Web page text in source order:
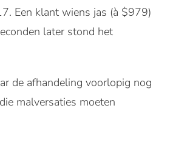
Een klant wiens jas (à $979)
later stond het
de afhandeling voorlopig nog
malversaties moeten